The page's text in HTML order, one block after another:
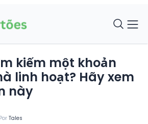
Por Tales
kiếm một khoản
linh hoạt? Hãy xem
này